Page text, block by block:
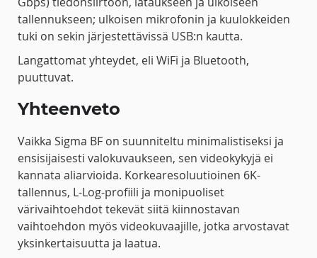
tallennukseen; ulkoisen mikrofonin ja kuulokkeiden
tuki on sekin järjestettävissä USB:n kautta.
Langattomat yhteydet, eli WiFi ja Bluetooth,
puuttuvat.
Yhteenveto
Vaikka Sigma BF on suunniteltu minimalistiseksi ja
ensisijaisesti valokuvaukseen, sen videokykyjä ei
kannata aliarvioida. Korkearesoluutioinen 6K-
tallennus, L-Log-profiili ja monipuoliset
värivaihtoehdot tekevät siitä kiinnostavan
vaihtoehdon myös videokuvaajille, jotka arvostavat
yksinkertaisuutta ja laatua.